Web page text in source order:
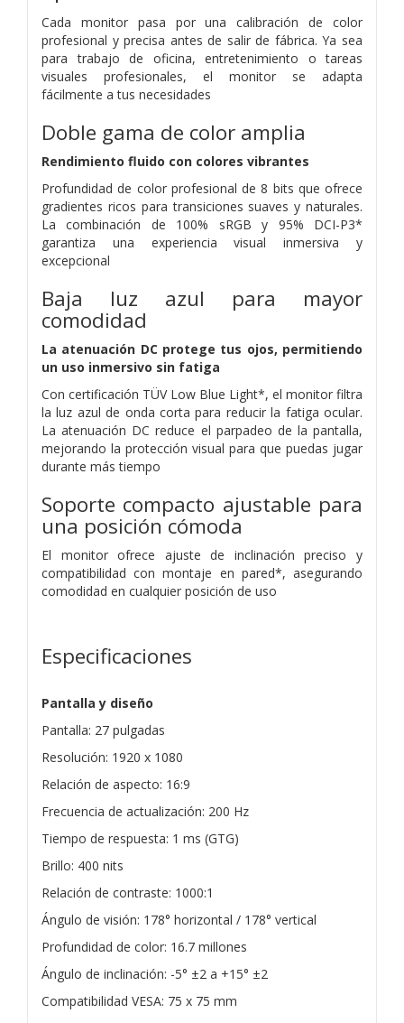
Cada monitor pasa por una calibración de color
profesional y precisa antes de salir de fábrica. Ya sea
para trabajo de oficina, entretenimiento o tareas
visuales profesionales, el monitor se adapta
fácilmente a tus necesidades
Doble gama de color amplia
Rendimiento fluido con colores vibrantes
Profundidad de color profesional de 8 bits que ofrece
gradientes ricos para transiciones suaves y naturales.
La combinación de 100% sRGB y 95% DCI-P3*
garantiza una experiencia visual inmersiva y
excepcional
Baja luz azul para mayor
comodidad
La atenuación DC protege tus ojos, permitiendo
un uso inmersivo sin fatiga
Con certificación TÜV Low Blue Light*, el monitor filtra
la luz azul de onda corta para reducir la fatiga ocular.
La atenuación DC reduce el parpadeo de la pantalla,
mejorando la protección visual para que puedas jugar
durante más tiempo
Soporte compacto ajustable para
una posición cómoda
El monitor ofrece ajuste de inclinación preciso y
compatibilidad con montaje en pared*, asegurando
comodidad en cualquier posición de uso
Especificaciones
Pantalla y diseño
Pantalla: 27 pulgadas
Resolución: 1920 x 1080
Relación de aspecto: 16:9
Frecuencia de actualización: 200 Hz
Tiempo de respuesta: 1 ms (GTG)
Brillo: 400 nits
Relación de contraste: 1000:1
Ángulo de visión: 178° horizontal / 178° vertical
Profundidad de color: 16.7 millones
Ángulo de inclinación: -5° ±2 a +15° ±2
Compatibilidad VESA: 75 x 75 mm